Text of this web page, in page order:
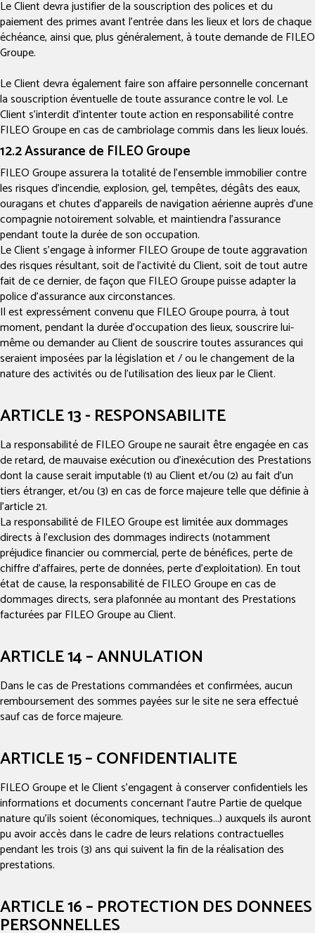
Le Client devra justifier de la souscription des polices et du
paiement des primes avant l’entrée dans les lieux et lors de chaque
échéance, ainsi que, plus généralement, à toute demande de FILEO
Groupe.
Le Client devra également faire son affaire personnelle concernant
la souscription éventuelle de toute assurance contre le vol. Le
Client s’interdit d’intenter toute action en responsabilité contre
FILEO Groupe en cas de cambriolage commis dans les lieux loués.
12.2 Assurance de FILEO Groupe
FILEO Groupe assurera la totalité de l’ensemble immobilier contre
les risques d’incendie, explosion, gel, tempêtes, dégâts des eaux,
ouragans et chutes d’appareils de navigation aérienne auprès d’une
compagnie notoirement solvable, et maintiendra l’assurance
pendant toute la durée de son occupation.
Le Client s’engage à informer FILEO Groupe de toute aggravation
des risques résultant, soit de l’activité du Client, soit de tout autre
fait de ce dernier, de façon que FILEO Groupe puisse adapter la
police d’assurance aux circonstances.
Il est expressément convenu que FILEO Groupe pourra, à tout
moment, pendant la durée d’occupation des lieux, souscrire lui-
même ou demander au Client de souscrire toutes assurances qui
seraient imposées par la législation et / ou le changement de la
nature des activités ou de l’utilisation des lieux par le Client.
ARTICLE 13 - RESPONSABILITE
La responsabilité de FILEO Groupe ne saurait être engagée en cas
de retard, de mauvaise exécution ou d'inexécution des Prestations
dont la cause serait imputable (1) au Client et/ou (2) au fait d'un
tiers étranger, et/ou (3) en cas de force majeure telle que définie à
l'article 21.
La responsabilité de FILEO Groupe est limitée aux dommages
directs à l'exclusion des dommages indirects (notamment
préjudice financier ou commercial, perte de bénéfices, perte de
chiffre d'affaires, perte de données, perte d'exploitation). En tout
état de cause, la responsabilité de FILEO Groupe en cas de
dommages directs, sera plafonnée au montant des Prestations
facturées par FILEO Groupe au Client.
ARTICLE 14 – ANNULATION
Dans le cas de Prestations commandées et confirmées, aucun
remboursement des sommes payées sur le site ne sera effectué
sauf cas de force majeure.
ARTICLE 15 – CONFIDENTIALITE
FILEO Groupe et le Client s'engagent à conserver confidentiels les
informations et documents concernant l'autre Partie de quelque
nature qu'ils soient (économiques, techniques...) auxquels ils auront
pu avoir accès dans le cadre de leurs relations contractuelles
pendant les trois (3) ans qui suivent la fin de la réalisation des
prestations.
ARTICLE 16 – PROTECTION DES DONNEES
PERSONNELLES